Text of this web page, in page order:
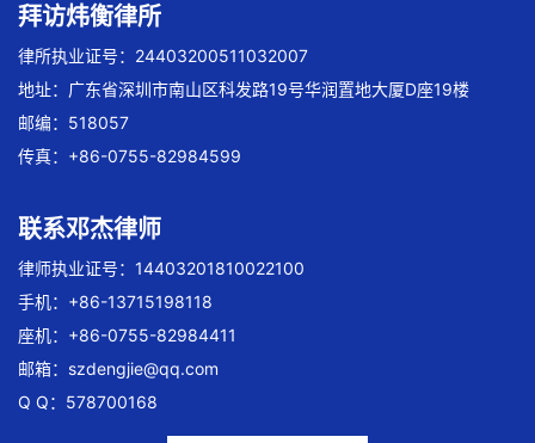
拜访炜衡律所
律所执业证号：24403200511032007
地址：广东省深圳市南山区科发路19号华润置地大厦D座19楼
邮编：518057
传真：+86-0755-82984599
联系邓杰律师
律师执业证号：14403201810022100
手机：+86-13715198118
座机：+86-0755-82984411
邮箱： szdengjie@qq.com
Q Q：578700168